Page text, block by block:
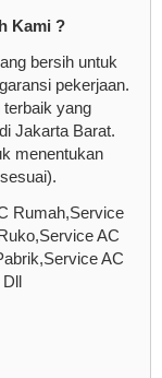
Kami ?
bersih untuk
pekerjaan.
yang
Jakarta Barat.
menentukan
Rumah,Service
AC
AC